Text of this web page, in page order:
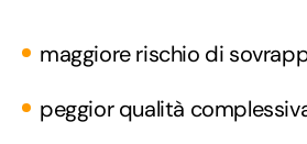
maggiore rischio di
peggior qualità